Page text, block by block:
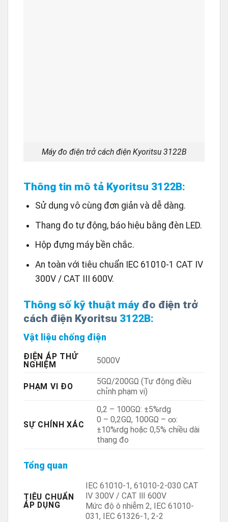
Máy đo điện trở cách điện Kyoritsu 3122B
Thông tin mô tả Kyoritsu 3122B:
Sử dụng vô cùng đơn giản và dễ dàng.
Thang đo tự động, báo hiệu bằng đèn LED.
Hộp đựng máy bền chắc.
An toàn với tiêu chuẩn IEC 61010-1 CAT IV
300V / CAT III 600V.
Thông số kỹ thuật máy đo điện trở
cách điện Kyoritsu 3122B:
Vật liệu chống điện
ĐIỆN ÁP THỬ
NGHIỆM
5000V
PHẠM VI ĐO
5GΩ/200GΩ (Tự động điều
chỉnh phạm vi)
SỰ CHÍNH XÁC
0,2 – 100GΩ: ±5%rdg
0 – 0,2GΩ, 100GΩ – ∞:
±10%rdg hoặc 0,5% chiều dài
thang đo
Tổng quan
TIÊU CHUẨN
ÁP DỤNG
IEC 61010-1, 61010-2-030 CAT
Ⅳ 300V / CAT Ⅲ 600V
Mức độ ô nhiễm 2, IEC 61010-
031, IEC 61326-1, 2-2